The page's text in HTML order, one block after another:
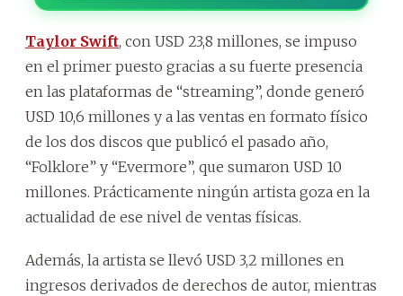
Taylor Swift, con USD 23,8 millones, se impuso
en el primer puesto gracias a su fuerte presencia
en las plataformas de “streaming”, donde generó
USD 10,6 millones y a las ventas en formato físico
de los dos discos que publicó el pasado año,
“Folklore” y “Evermore”, que sumaron USD 10
millones. Prácticamente ningún artista goza en la
actualidad de ese nivel de ventas físicas.
Además, la artista se llevó USD 3,2 millones en
ingresos derivados de derechos de autor, mientras